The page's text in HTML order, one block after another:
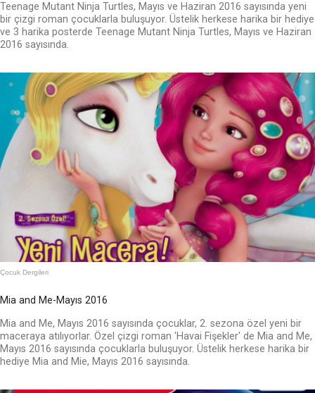
Teenage Mutant Ninja Turtles, Mayıs ve Haziran 2016 sayısında yeni
bir çizgi roman çocuklarla buluşuyor. Üstelik herkese harika bir hediye
ve 3 harika posterde Teenage Mutant Ninja Turtles, Mayıs ve Haziran
2016 sayısında.
Çocuk Dergileri
Mia and Me-Mayıs 2016
Mia and Me, Mayıs 2016 sayısında çocuklar, 2. sezona özel yeni bir
maceraya atılıyorlar. Özel çizgi roman 'Havai Fişekler' de Mia and Me,
Mayıs 2016 sayısında çocuklarla buluşuyor. Üstelik herkese harika bir
hediye Mia and Mie, Mayıs 2016 sayısında.